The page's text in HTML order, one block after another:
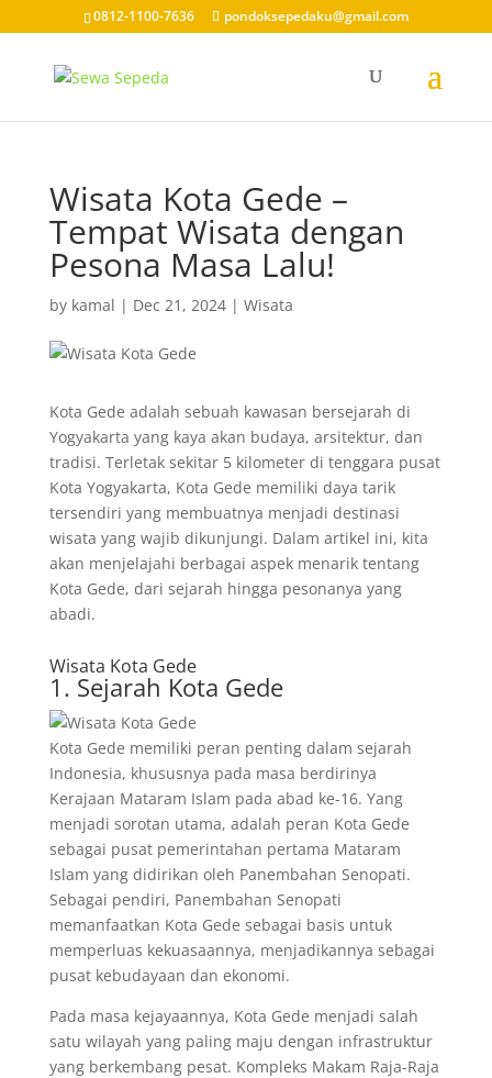
0812-1100-7636 pondoksepedaku@gmail.com
Wisata Kota Gede –
Tempat Wisata dengan
Pesona Masa Lalu!
by kamal | Dec 21, 2024| Wisata
Kota Gede adalah sebuah kawasan bersejarah di
Yogyakarta yang kaya akan budaya, arsitektur, dan
tradisi. Terletak sekitar 5 kilometer di tenggara pusat
Kota Yogyakarta, Kota Gede memiliki daya tarik
tersendiri yang membuatnya menjadi destinasi
wisata yang wajib dikunjungi. Dalam artikel ini, kita
akan menjelajahi berbagai aspek menarik tentang
Kota Gede, dari sejarah hingga pesonanya yang
abadi.
Wisata Kota Gede
1. Sejarah Kota Gede
Kota Gede memiliki peran penting dalam sejarah
Indonesia, khususnya pada masa berdirinya
Kerajaan Mataram Islam pada abad ke-16. Yang
menjadi sorotan utama, adalah peran Kota Gede
sebagai pusat pemerintahan pertama Mataram
Islam yang didirikan oleh Panembahan Senopati.
Sebagai pendiri, Panembahan Senopati
memanfaatkan Kota Gede sebagai basis untuk
memperluas kekuasaannya, menjadikannya sebagai
pusat kebudayaan dan ekonomi.
Pada masa kejayaannya, Kota Gede menjadi salah
satu wilayah yang paling maju dengan infrastruktur
yang berkembang pesat. Kompleks Makam Raja-Raja